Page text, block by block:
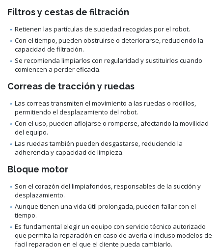
Filtros y cestas de filtración
Retienen las partículas de suciedad recogidas por el robot.
Con el tiempo, pueden obstruirse o deteriorarse, reduciendo la
capacidad de filtración.
Se recomienda limpiarlos con regularidad y sustituirlos cuando
comiencen a perder eficacia.
Correas de tracción y ruedas
Las correas transmiten el movimiento a las ruedas o rodillos,
permitiendo el desplazamiento del robot.
Con el uso, pueden aflojarse o romperse, afectando la movilidad
del equipo.
Las ruedas también pueden desgastarse, reduciendo la
adherencia y capacidad de limpieza.
Bloque motor
Son el corazón del limpiafondos, responsables de la succión y
desplazamiento.
Aunque tienen una vida útil prolongada, pueden fallar con el
tiempo.
Es fundamental elegir un equipo con servicio técnico autorizado
que permita la reparación en caso de avería o incluso modelos de
facil reparacion en el que el cliente pueda cambiarlo.